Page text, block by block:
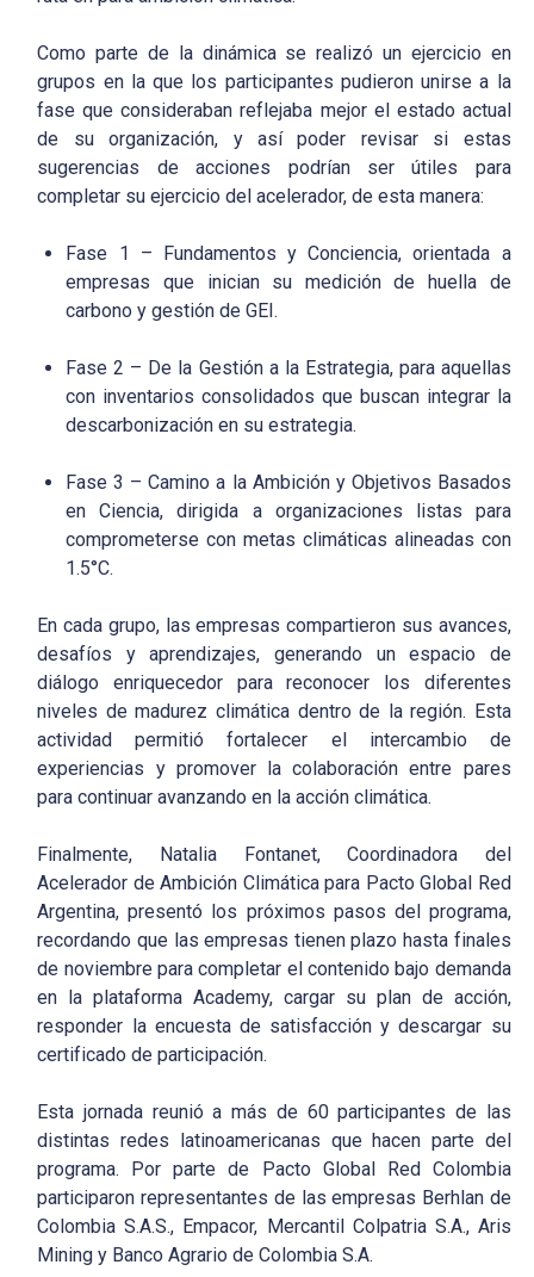
Como parte de la dinámica se realizó un ejercicio en
grupos en la que los participantes pudieron unirse a la
fase que consideraban reflejaba mejor el estado actual
de su organización, y así poder revisar si estas
sugerencias de acciones podrían ser útiles para
completar su ejercicio del acelerador, de esta manera:
Fase 1 – Fundamentos y Conciencia, orientada a
empresas que inician su medición de huella de
carbono y gestión de GEI.
Fase 2 – De la Gestión a la Estrategia, para aquellas
con inventarios consolidados que buscan integrar la
descarbonización en su estrategia.
Fase 3 – Camino a la Ambición y Objetivos Basados
en Ciencia, dirigida a organizaciones listas para
comprometerse con metas climáticas alineadas con
1.5°C.
En cada grupo, las empresas compartieron sus avances,
desafíos y aprendizajes, generando un espacio de
diálogo enriquecedor para reconocer los diferentes
niveles de madurez climática dentro de la región. Esta
actividad permitió fortalecer el intercambio de
experiencias y promover la colaboración entre pares
para continuar avanzando en la acción climática.
Finalmente, Natalia Fontanet, Coordinadora del
Acelerador de Ambición Climática para Pacto Global Red
Argentina, presentó los próximos pasos del programa,
recordando que las empresas tienen plazo hasta finales
de noviembre para completar el contenido bajo demanda
en la plataforma Academy, cargar su plan de acción,
responder la encuesta de satisfacción y descargar su
certificado de participación.
Esta jornada reunió a más de 60 participantes de las
distintas redes latinoamericanas que hacen parte del
programa. Por parte de Pacto Global Red Colombia
participaron representantes de las empresas Berhlan de
Colombia S.A.S., Empacor, Mercantil Colpatria S.A., Aris
Mining y Banco Agrario de Colombia S.A.